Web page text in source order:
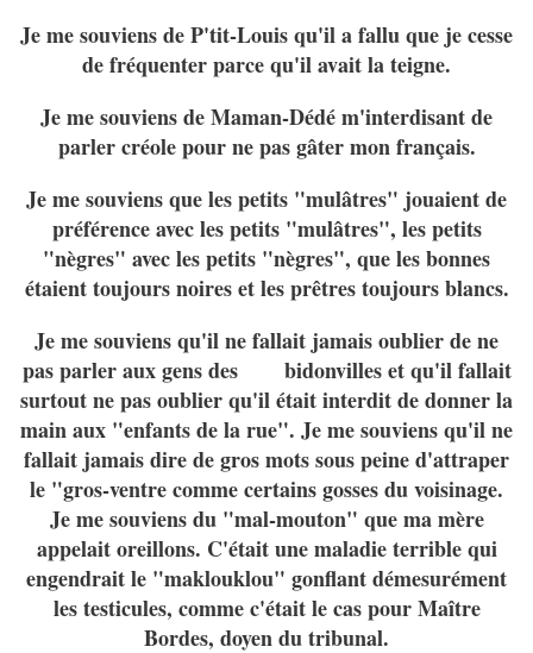
Je me souviens de P'tit-Louis qu'il a fallu que je cesse
de fréquenter parce qu'il avait la teigne.
Je me souviens de Maman-Dédé m'interdisant de
parler créole pour ne pas gâter mon français.
Je me souviens que les petits "mulâtres" jouaient de
préférence avec les petits "mulâtres", les petits
"nègres" avec les petits "nègres", que les bonnes
étaient toujours noires et les prêtres toujours blancs.
Je me souviens qu'il ne fallait jamais oublier de ne
pas parler aux gens des bidonvilles et qu'il fallait
surtout ne pas oublier qu'il était interdit de donner la
main aux "enfants de la rue". Je me souviens qu'il ne
fallait jamais dire de gros mots sous peine d'attraper
le "gros-ventre comme certains gosses du voisinage.
Je me souviens du "mal-mouton" que ma mère
appelait oreillons. C'était une maladie terrible qui
engendrait le "maklouklou" gonflant démesurément
les testicules, comme c'était le cas pour Maître
Bordes, doyen du tribunal.